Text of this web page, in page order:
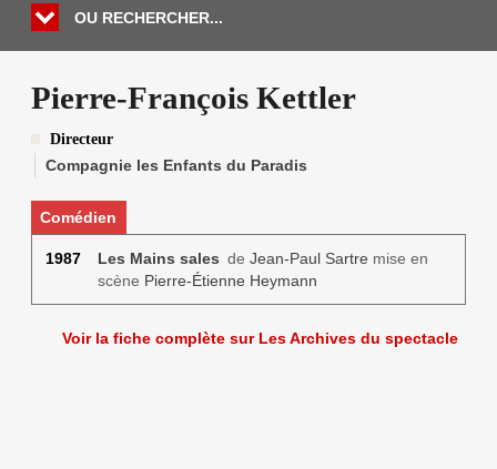
OU RECHERCHER...
Pierre-François Kettler
Directeur
Compagnie les Enfants du Paradis
Comédien
1987 Les Mains sales de Jean-Paul Sartre mise en
scène Pierre-Étienne Heymann
Voir la fiche complète sur Les Archives du spectacle